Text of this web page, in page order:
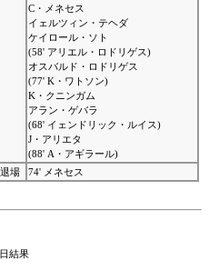
C・メネセス
イェルツィン・テヘダ
ケイロール・ソト
(58' アリエル・ロドリゲス)
オスバルド・ロドリゲス
(77' K・ワトソン)
K・クニンガム
アラン・ゲバラ
(68' イェンドリック・ルイス)
J・アリエタ
(88' A・アギラール)
退場 74' メネセス
結果